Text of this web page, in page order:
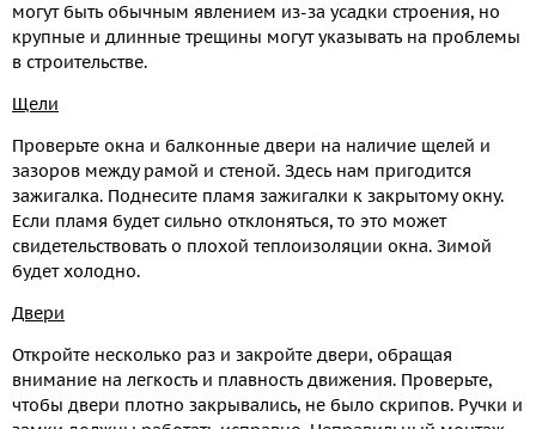
могут быть обычным явлением из-за усадки строения, но
крупные и длинные трещины могут указывать на проблемы
в строительстве.
Щели
Проверьте окна и балконные двери на наличие щелей и
зазоров между рамой и стеной. Здесь нам пригодится
зажигалка. Поднесите пламя зажигалки к закрытому окну.
Если пламя будет сильно отклоняться, то это может
свидетельствовать о плохой теплоизоляции окна. Зимой
будет холодно.
Двери
Откройте несколько раз и закройте двери, обращая
внимание на легкость и плавность движения. Проверьте,
чтобы двери плотно закрывались, не было скрипов. Ручки и